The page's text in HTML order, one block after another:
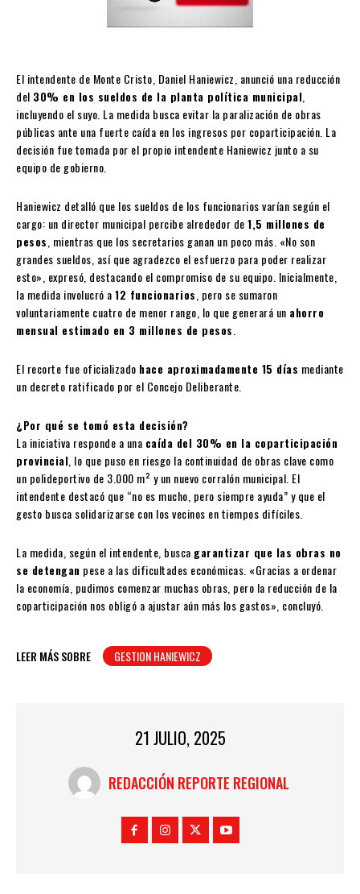
El intendente de Monte Cristo, Daniel Haniewicz, anunció una reducción
del 30% en los sueldos de la planta política municipal,
incluyendo el suyo. La medida busca evitar la paralización de obras
públicas ante una fuerte caída en los ingresos por coparticipación. La
decisión fue tomada por el propio intendente Haniewicz junto a su
equipo de gobierno.
Haniewicz detalló que los sueldos de los funcionarios varían según el
cargo: un director municipal percibe alrededor de1,5 millones de
pesos, mientras que los secretarios ganan un poco más. «No son
grandes sueldos, así que agradezco el esfuerzo para poder realizar
esto», expresó, destacando el compromiso de su equipo. Inicialmente,
la medida involucró a12 funcionarios, pero se sumaron
voluntariamente cuatro de menor rango, lo que generará un ahorro
mensual estimado en 3 millones de pesos.
El recorte fue oficializado hace aproximadamente 15 días mediante
un decreto ratificado por el Concejo Deliberante.
¿Por qué se tomó esta decisión?
La iniciativa responde a una caída del 30% en la coparticipación
provincial, lo que puso en riesgo la continuidad de obras clave como
un polideportivo de 3.000 m² y un nuevo corralón municipal. El
intendente destacó que “no es mucho, pero siempre ayuda” y que el
gesto busca solidarizarse con los vecinos en tiempos difíciles.
La medida, según el intendente, busca garantizar que las obras no
se detengan pese a las dificultades económicas. «Gracias a ordenar
la economía, pudimos comenzar muchas obras, pero la reducción de la
coparticipación nos obligó a ajustar aún más los gastos», concluyó.
LEER MÁS SOBRE GESTION HANIEWICZ
21 JULIO, 2025
REDACCIÓN REPORTE REGIONAL